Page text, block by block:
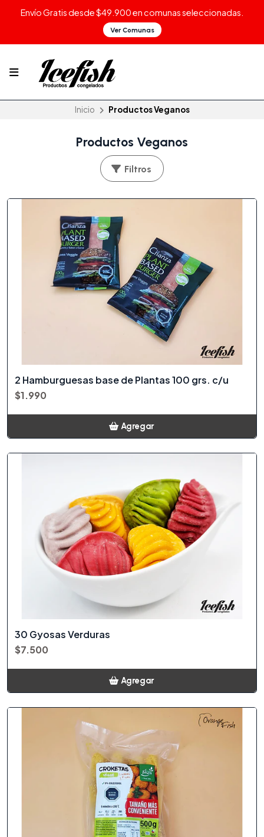
Envío Gratis desde $49.900 en comunas seleccionadas.
Ver Comunas
Inicio Productos Veganos
Productos Veganos
Filtros
2 Hamburguesas base de Plantas 100 grs. c/u
$1.990
Agregar
30 Gyosas Verduras
$7.500
Agregar